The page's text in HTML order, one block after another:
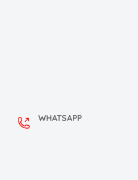
WHATSAPP